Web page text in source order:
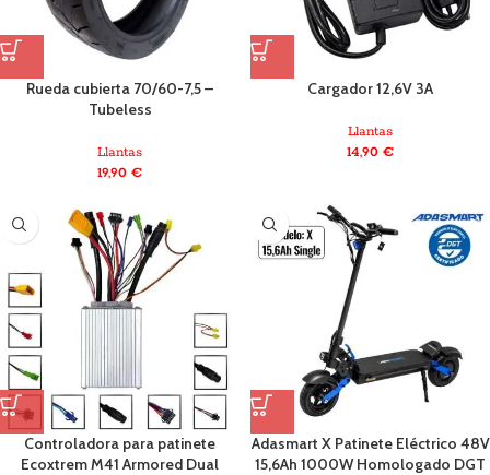
Rueda cubierta 70/60-7,5 –
Tubeless
Llantas
19,90 €
Cargador 12,6V 3A
Llantas
14,90 €
Controladora para patinete
Ecoxtrem M41 Armored Dual
Adasmart X Patinete Eléctrico 48V
15,6Ah 1000W Homologado DGT